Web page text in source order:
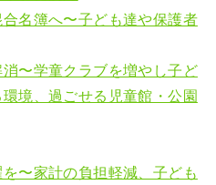
名簿へ〜子ども達や保護者
〜学童クラブを増やし子ど
境、過ごせる児童館・公園
〜家計の負担軽減、子ども